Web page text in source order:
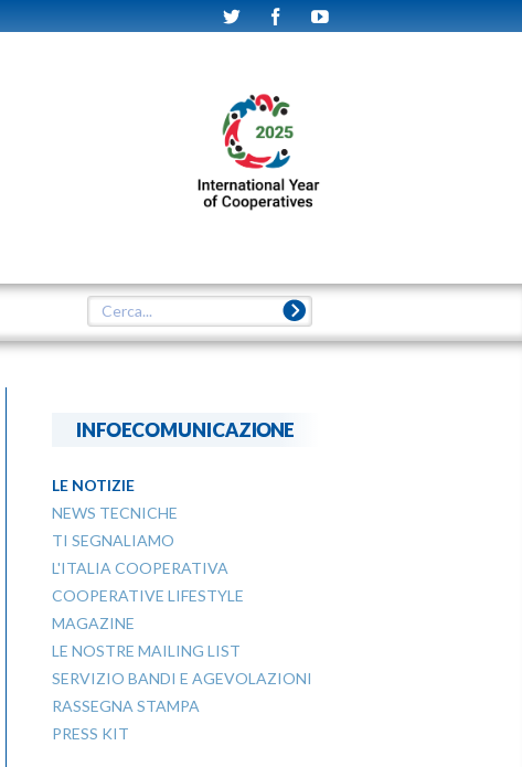
INFOECOMUNICAZIONE
LE NOTIZIE
NEWS TECNICHE
TI SEGNALIAMO
L'ITALIA COOPERATIVA
COOPERATIVE LIFESTYLE
MAGAZINE
LE NOSTRE MAILING LIST
SERVIZIO BANDI E AGEVOLAZIONI
RASSEGNA STAMPA
PRESS KIT